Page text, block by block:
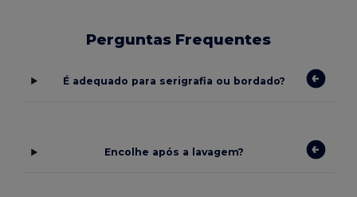
Perguntas Frequentes
É adequado para serigrafia ou bordado?
Encolhe após a lavagem?